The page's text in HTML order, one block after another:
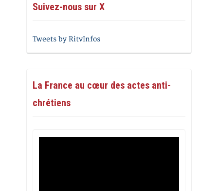
Suivez-nous sur X
Tweets by RitvInfos
La France au cœur des actes anti-
chrétiens